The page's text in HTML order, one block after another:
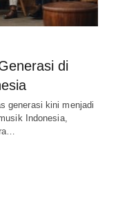
di
generasi kini menjadi
Indonesia,